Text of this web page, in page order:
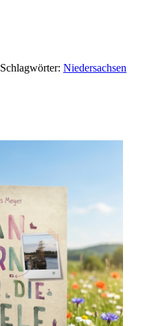
Schlagwörter: Niedersachsen